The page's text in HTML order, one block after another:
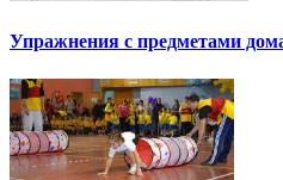
Упражнения с предметами